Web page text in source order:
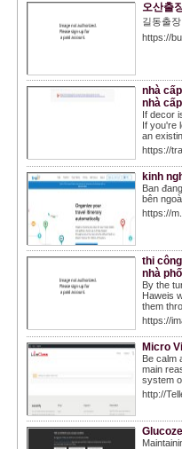
오산출
길동출
https://
nhà
nhà
If decor
If you're
an
https://
kinh
Ban
bên
https://
thi
nhà
By the
Haweis
them
https://
Micro
Be calm
main
system
http://